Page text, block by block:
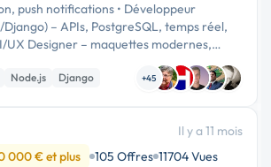
push notifications • Développeur
– APIs, PostgreSQL, temps réel,
UX Designer – maquettes modernes,
💡 Stack privilégiée : Flutter |
| …
Node.js Django +45
Il y a 11 mois
000 € et plus 105 Offres 11704 Vues